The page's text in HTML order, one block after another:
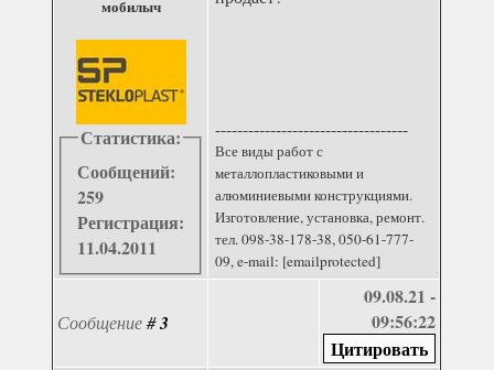
мобилыч
Статистика:
Сообщений:
259
Регистрация:
11.04.2011
-----------------------------------
Все виды работ с
металлопластиковыми и
алюминиевыми конструкциями.
Изготовление, установка, ремонт.
тел. 098-38-178-38, 050-61-777-
09, e-mail: [emailprotected]
Сообщение#3
09.08.21 -
09:56:22